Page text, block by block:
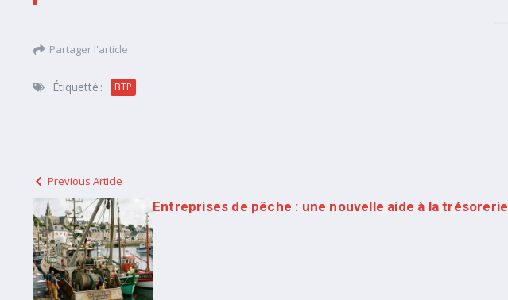
Partager l'article
Étiquetté : BTP
Previous Article
Entreprises de pêche : une nouvelle aide à la trésorerie